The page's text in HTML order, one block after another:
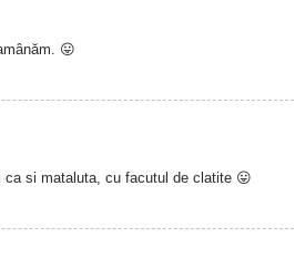
😛
ca si mataluta, cu facutul de clatite 😛